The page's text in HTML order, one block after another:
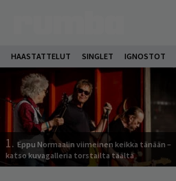
HAASTATTELUT SINGLET IGNOSTOT
1. Eppu Normaalin viimeinen keikka tänään –
katso kuvagalleria torstailta täältä